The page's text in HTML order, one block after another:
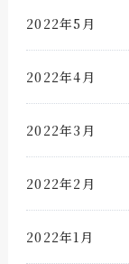
2022年5月
2022年4月
2022年3月
2022年2月
2022年1月